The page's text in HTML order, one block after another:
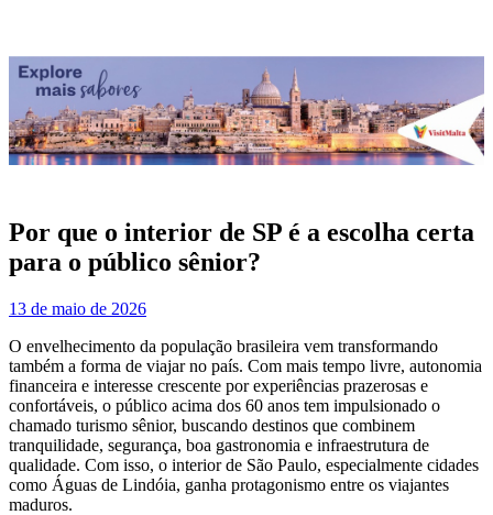
Por que o interior de SP é a escolha certa
para o público sênior?
13 de maio de 2026
O envelhecimento da população brasileira vem transformando
também a forma de viajar no país. Com mais tempo livre, autonomia
financeira e interesse crescente por experiências prazerosas e
confortáveis, o público acima dos 60 anos tem impulsionado o
chamado turismo sênior, buscando destinos que combinem
tranquilidade, segurança, boa gastronomia e infraestrutura de
qualidade. Com isso, o interior de São Paulo, especialmente cidades
como Águas de Lindóia, ganha protagonismo entre os viajantes
maduros.